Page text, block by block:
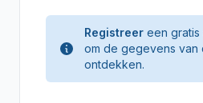
Registreer een
om de gegevens van
ontdekken.